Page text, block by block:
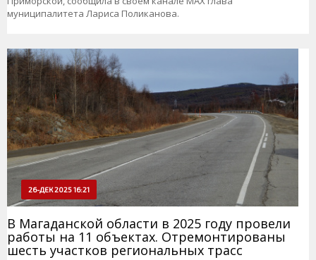
муниципалитета Лариса Поликанова.
26-ДЕК 2025 16:21
В Магаданской области в 2025 году провели
работы на 11 объектах. Отремонтированы
шесть участков региональных трасс